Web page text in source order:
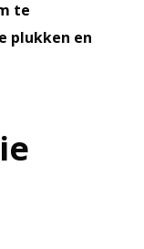
te
plukken en